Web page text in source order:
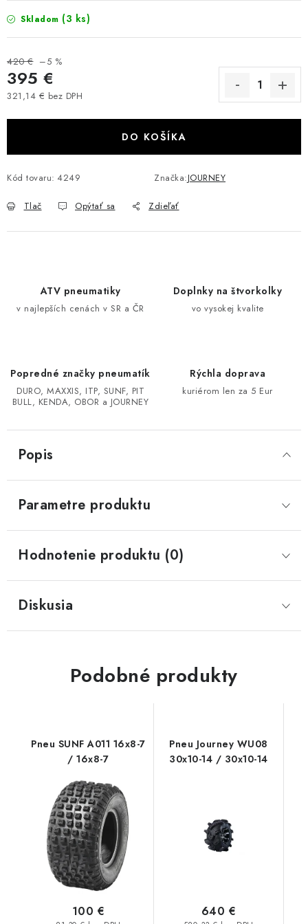
VÝPREDAJ
INÉ PRÍSLUŠENSTVO
YAMAHA GRIZZLY 550/660/700
SUZUKI KINGQUAD 700/750 LTA
CAN AM RENEGADE 570/650/800/1000
CF MOTO 800/850 GLADIATOR X8
POLARIS SPORTSMAN RZR 1000
LINHAI 400/500/M550/650
SEGWAY SNARLER AT6 AT5
Reklamačný poriadok - formulár
Kontakt
Skladom (3 ks)
420 € –5 %
395 €
321,14 € bez DPH
DO KOŠÍKA
Kód tovaru: 4249 Značka:JOURNEY
Tlač Opýtať sa Zdieľať
ATV pneumatiky
v najlepších cenách v SR a ČR
Doplnky na štvorkolky
vo vysokej kvalite
Popredné značky pneumatík
DURO, MAXXIS, ITP, SUNF, PIT
BULL, KENDA, OBOR a JOURNEY
Rýchla doprava
kuriérom len za 5 Eur
Popis
Parametre produktu
Hodnotenie produktu (0)
Diskusia
Podobné produkty
Pneu SUNF A011 16x8-7
/ 16x8-7
100 €
Pneu Journey WU08
30x10-14 / 30x10-14
640 €